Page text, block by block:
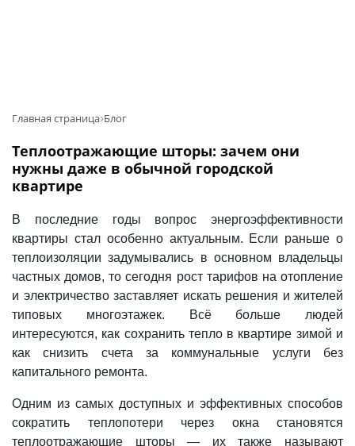
Главная страница Блог
Теплоотражающие шторы: зачем они
нужны даже в обычной городской
квартире
В последние годы вопрос энергоэффективности
квартиры стал особенно актуальным. Если раньше о
теплоизоляции задумывались в основном владельцы
частных домов, то сегодня рост тарифов на отопление
и электричество заставляет искать решения и жителей
типовых многоэтажек. Всё больше людей
интересуются, как сохранить тепло в квартире зимой и
как снизить счета за коммунальные услуги без
капитального ремонта.
Одним из самых доступных и эффективных способов
сократить теплопотери через окна становятся
теплоотражающие шторы — их также называют